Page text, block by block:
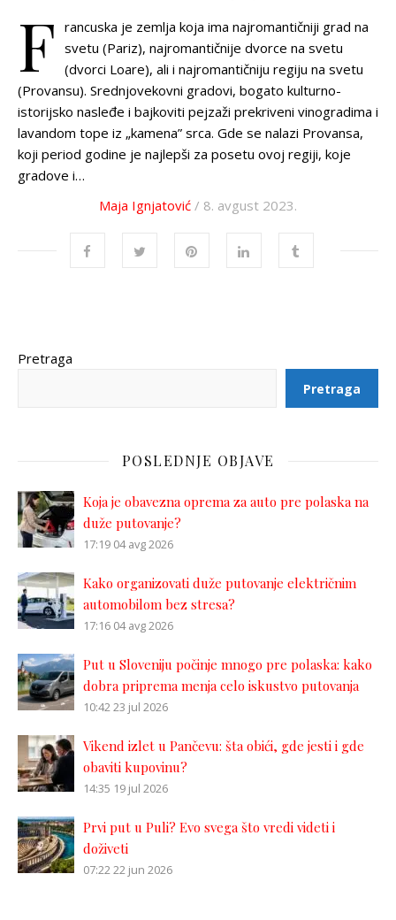
F rancuska je zemlja koja ima najromantičniji grad na
svetu (Pariz), najromantičnije dvorce na svetu
(dvorci Loare), ali i najromantičniju regiju na svetu
(Provansu). Srednjovekovni gradovi, bogato kulturno-
istorijsko nasleđe i bajkoviti pejzaži prekriveni vinogradima i
lavandom tope iz „kamena” srca. Gde se nalazi Provansa,
koji period godine je najlepši za posetu ovoj regiji, koje
gradove i…
Maja Ignjatović / 8. avgust 2023.
Pretraga
Pretraga
POSLEDNJE OBJAVE
Koja je obavezna oprema za auto pre polaska na
duže putovanje?
17:19 04 avg 2026
Kako organizovati duže putovanje električnim
automobilom bez stresa?
17:16 04 avg 2026
Put u Sloveniju počinje mnogo pre polaska: kako
dobra priprema menja celo iskustvo putovanja
10:4223 jul 2026
Vikend izlet u Pančevu: šta obići, gde jesti i gde
obaviti kupovinu?
14:35 19 jul 2026
Prvi put u Puli? Evo svega što vredi videti i
doživeti
07:2222 jun 2026